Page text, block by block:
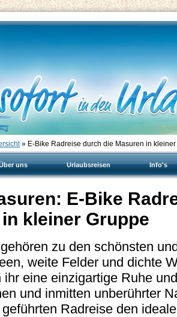
» E-Bike Radreise durch die Masuren in
uns Urlaubsreisen Info's
E-Bike
kleiner Gruppe
zu den schönsten
weite Felder und dichte
ihr eine einzigartige Ruhe
und inmitten unberührter
Radreise den